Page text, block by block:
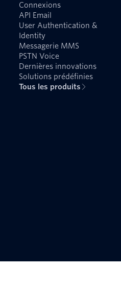
Connexions
API Email
User Authentication &
Identity
Messagerie MMS
PSTN Voice
Dernières innovations
Solutions prédéfinies
Tous les produits